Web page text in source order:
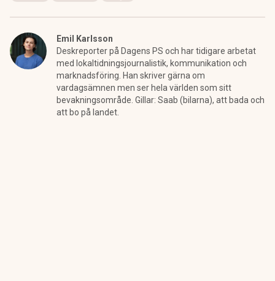
Emil Karlsson
Deskreporter på Dagens PS och har tidigare arbetat
med lokaltidningsjournalistik, kommunikation och
marknadsföring. Han skriver gärna om
vardagsämnen men ser hela världen som sitt
bevakningsområde. Gillar: Saab (bilarna), att bada och
att bo på landet.